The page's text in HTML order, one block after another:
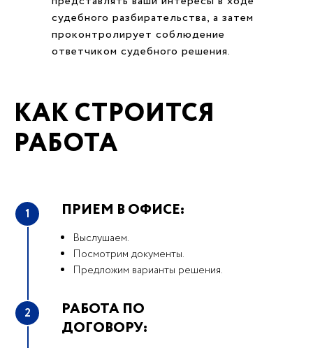
судебного разбирательства, а затем
проконтролирует соблюдение
ответчиком судебного решения.
КАК СТРОИТСЯ
РАБОТА
1 ПРИЕМ В ОФИСЕ:
Выслушаем.
Посмотрим документы.
Предложим варианты решения.
2
РАБОТА ПО
ДОГОВОРУ: